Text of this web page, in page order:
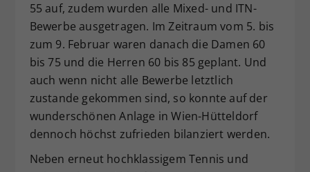
55 auf, zudem wurden alle Mixed- und ITN-
Bewerbe ausgetragen. Im Zeitraum vom 5. bis
zum 9. Februar waren danach die Damen 60
bis 75 und die Herren 60 bis 85 geplant. Und
auch wenn nicht alle Bewerbe letztlich
zustande gekommen sind, so konnte auf der
wunderschönen Anlage in Wien-Hütteldorf
dennoch höchst zufrieden bilanziert werden.
Neben erneut hochklassigem Tennis und